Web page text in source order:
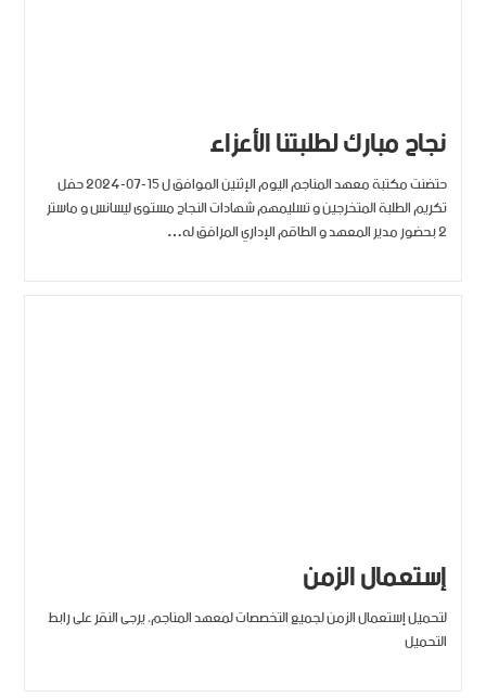
نجاح مبارك لطلبتنا الأعزاء
حتضنت مكتبة معهد المناجم اليوم الإثنين الموافق ل 15-07-2024 حفل
تكريم الطلبة المتخرجين و تسليمهم شهادات النجاح مستوى ليسانس و ماستر
2 بحضور مدير المعهد و الطاقم الإداري المرافق له…
إستعمال الزمن
لتحميل إستعمال الزمن لجميع التخصصات لمعهد المناجم، يرجى النقر على رابط
التحميل